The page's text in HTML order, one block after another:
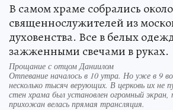
В самом храме собрались
священнослужителей из
духовенства. Все в белых
зажженными свечами в руках.
Прощание с отцом Даниилом
Отпевание началось в 10 утра. Но уже в 9
несколько тысяч верующих. В церковь их не
стен храма был установлен огромный экран,
прихожан велась прямая трансляция.